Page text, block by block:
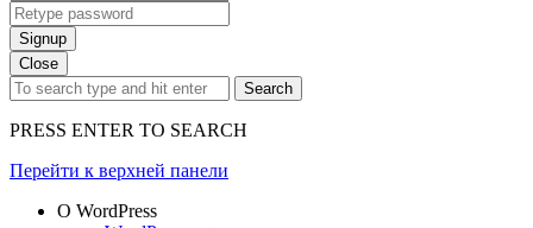
Signup
Close
Search
PRESS ENTER TO SEARCH
Перейти к верхней панели
О WordPress